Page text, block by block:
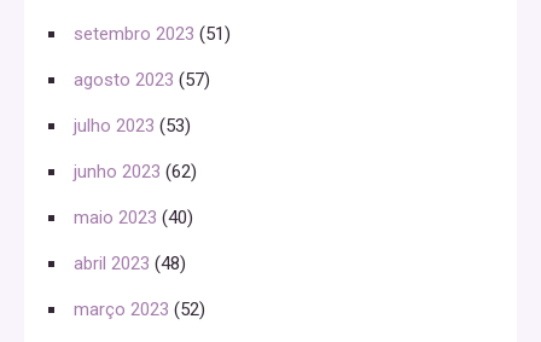
setembro 2023 (51)
agosto 2023 (57)
julho 2023 (53)
junho 2023 (62)
maio 2023 (40)
abril 2023 (48)
março 2023 (52)